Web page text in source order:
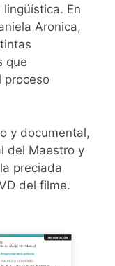
En
Aronica,
que
proceso
y documental,
del Maestro y
preciada
del filme.